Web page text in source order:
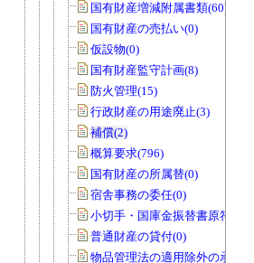
国有財産増減附属書類(60)
国有財産の売払い(0)
仮設物(0)
国有財産監守計画(8)
防火管理(15)
行政財産の用途廃止(3)
補償(2)
概算要求(796)
国有財産の所属替(0)
宿舎事務の委任(0)
小切手・国庫金振替書原符(1)
普通財産の貸付(0)
物品管理法の適用除外の承認(1)